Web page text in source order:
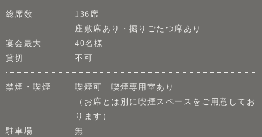
総席数
136席
座敷席あり・掘りごたつ席あり
宴会最大
40名様
貸切
不可
禁煙・喫煙
喫煙可 喫煙専用室あり
（お席とは別に喫煙スペースをご用意してお
ります）
駐車場
無